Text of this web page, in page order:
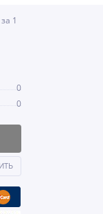
за 1
0
0